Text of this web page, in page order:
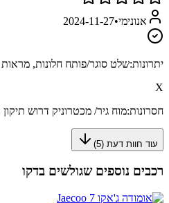
אנונימי•
2024-11-27
יתרונות:שלט סוגר/פותח חלונות, מראות
X
חסרונות:מוח גיר/ מכטרוניק דרוש
עוד חוות דעת (5
)
רכבים נוספים שגולשים בדקו